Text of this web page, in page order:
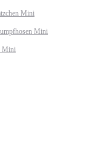
Mini
Mini
Mini